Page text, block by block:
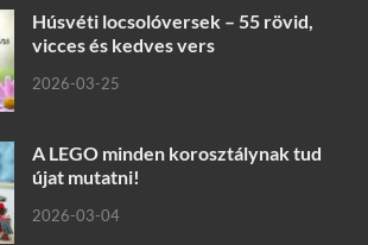
Húsvéti locsolóversek – 55 rövid,
vicces és kedves vers
2026-03-25
A LEGO minden korosztálynak tud
újat mutatni!
2026-03-04